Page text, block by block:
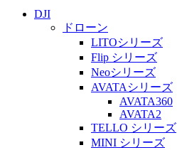
DJI
ドローン
LITOシリーズ
Flip シリーズ
Neoシリーズ
AVATAシリーズ
AVATA360
AVATA2
TELLO シリーズ
MINI シリーズ